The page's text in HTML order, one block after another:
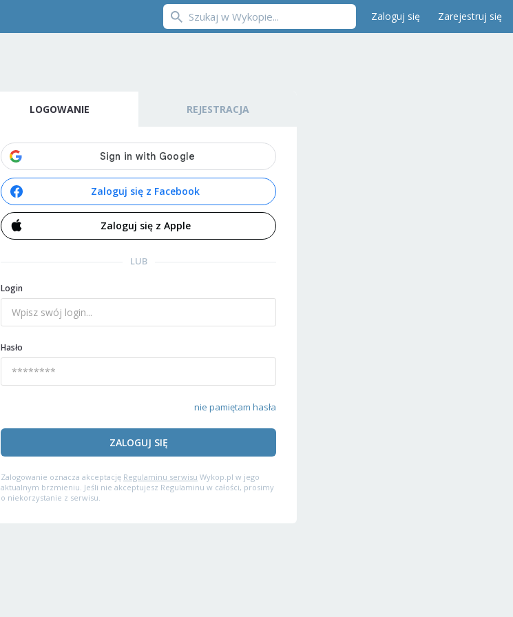
Zaloguj się Zarejestruj się
LOGOWANIE REJESTRACJA
Zaloguj się z Facebook
Zaloguj się z Apple
LUB
Login
Hasło
nie pamiętam hasła
ZALOGUJ SIĘ
Zalogowanie oznacza akceptację Regulaminu serwisu Wykop.pl w jego
aktualnym brzmieniu. Jeśli nie akceptujesz Regulaminu w całości, prosimy
o niekorzystanie z serwisu.